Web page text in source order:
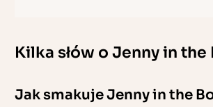
Kilka słów o Jenny in
Jak smakuje Jenny in the